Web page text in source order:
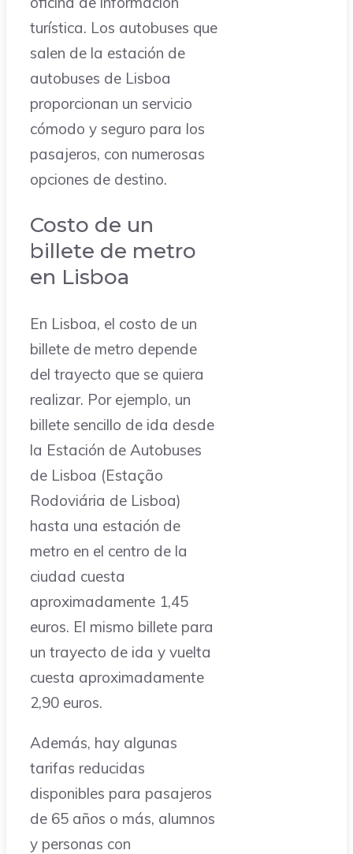
turística. Los autobuses que
salen de la estación de
autobuses de Lisboa
proporcionan un servicio
cómodo y seguro para los
pasajeros, con numerosas
opciones de destino.
Costo de un
billete de metro
en Lisboa
En Lisboa, el costo de un
billete de metro depende
del trayecto que se quiera
realizar. Por ejemplo, un
billete sencillo de ida desde
la Estación de Autobuses
de Lisboa (Estação
Rodoviária de Lisboa)
hasta una estación de
metro en el centro de la
ciudad cuesta
aproximadamente 1,45
euros. El mismo billete para
un trayecto de ida y vuelta
cuesta aproximadamente
2,90 euros.
Además, hay algunas
tarifas reducidas
disponibles para pasajeros
de 65 años o más, alumnos
y personas con